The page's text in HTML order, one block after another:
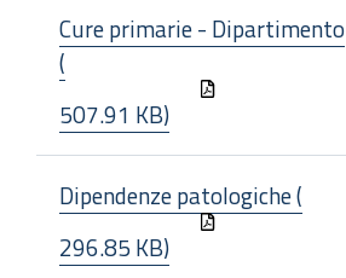
Cure primarie - Dipartimento
(
507.91 KB)
Dipendenze patologiche (
296.85 KB)